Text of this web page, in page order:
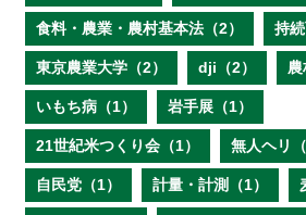
食料・農業・農村基本法（2） 持
東京農業大学（2） dji（2） 農
いもち病（1） 岩手展（1）
21世紀米つくり会（1） 無人ヘリ（
自民党（1） 計量・計測（1）